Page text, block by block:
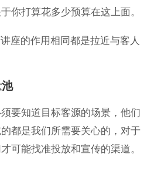
你打算花多少预算在这上面。
座的作用相同都是拉近与客人
要知道目标客源的场景，他们
都是我们所需要关心的，对于
可能找准投放和宣传的渠道。